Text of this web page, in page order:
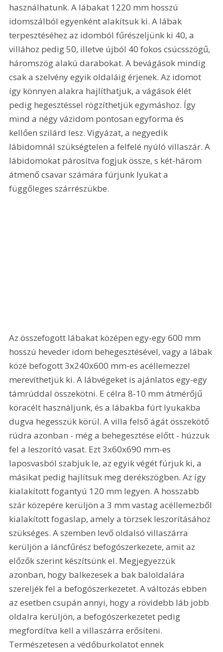
használhatunk. A lábakat 1220 mm hosszú
idomszálból egyenként alakítsuk ki. A lábak
terpesztéséhez az idomból fűrészeljünk ki 40, a
villához pedig 50, illetve újból 40 fokos csúcsszögű,
háromszög alakú darabokat. A bevágások mindig
csak a szelvény egyik oldaláig érjenek. Az idomot
így könnyen alakra hajlíthatjuk, a vágások élét
pedig hegesztéssel rögzíthetjük egymáshoz. Így
mind a négy vázidom pontosan egyforma és
kellően szilárd lesz. Vigyázat, a negyedik
lábidomnál szükségtelen a felfelé nyúló villaszár. A
lábidomokat párosítva fogjuk össze, s két-három
átmenő csavar számára fúrjunk lyukat a
függőleges szárrészükbe.
Az összefogott lábakat középen egy-egy 600 mm
hosszú heveder idom behegesztésével, vagy a lábak
közé befogott 3x240x600 mm-es acéllemezzel
merevíthetjük ki. A lábvégeket is ajánlatos egy-egy
támrúddal összekötni. E célra 8-10 mm átmérőjű
köracélt használjunk, és a lábakba fúrt lyukakba
dugva hegesszük körül. A villa felső ágát összekötő
rúdra azonban - még a behegesztése előtt - húzzuk
fel a leszorító vasat. Ezt 3x60x690 mm-es
laposvasból szabjuk le, az egyik végét fúrjuk ki, a
másikat pedig hajlítsuk meg derékszögben. Az így
kialakított fogantyú 120 mm legyen. A hosszabb
szár közepére kerüljön a 3 mm vastag acéllemezből
kialakított fogaslap, amely a törzsek leszorításához
szükséges. A szemben levő oldalsó villaszárra
kerüljön a láncfűrész befogószerkezete, amit az
előzők szerint készítsünk el. Megjegyezzük
azonban, hogy balkezesek a bak baloldalára
szereljék fel a befogószerkezetet. A változás ebben
az esetben csupán annyi, hogy a rövidebb láb jobb
oldalra kerüljön, a befogószerkezetet pedig
megfordítva kell a villaszárra erősíteni.
Természetesen a védőburkolatot ennek